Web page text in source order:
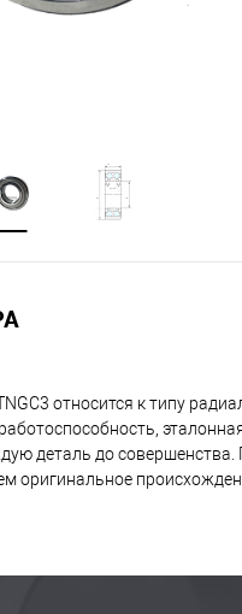
относится к типу
деталь до
оригинальное